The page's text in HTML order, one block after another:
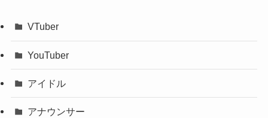
VTuber
YouTuber
アイドル
アナウンサー